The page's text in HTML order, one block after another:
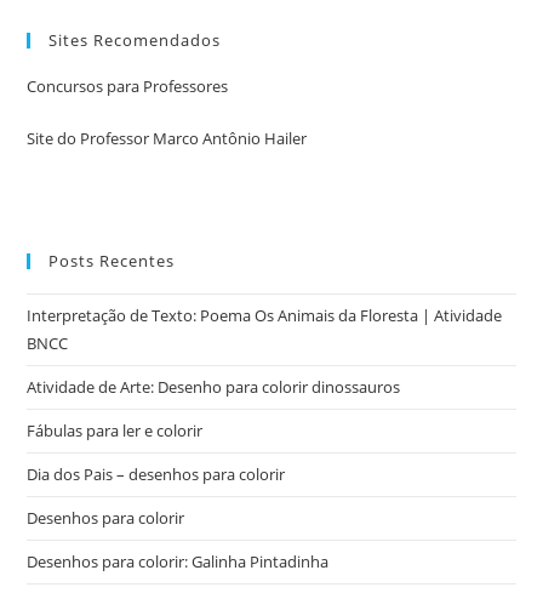
Sites Recomendados
Concursos para Professores
Site do Professor Marco Antônio Hailer
Posts Recentes
Interpretação de Texto: Poema Os Animais da Floresta | Atividade
BNCC
Atividade de Arte: Desenho para colorir dinossauros
Fábulas para ler e colorir
Dia dos Pais – desenhos para colorir
Desenhos para colorir
Desenhos para colorir: Galinha Pintadinha